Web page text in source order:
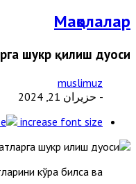
Мақолалар
шукр қилиш дуоси
muslimuz
- حزيران 21, 2024
increase font size
кўра билса ва: